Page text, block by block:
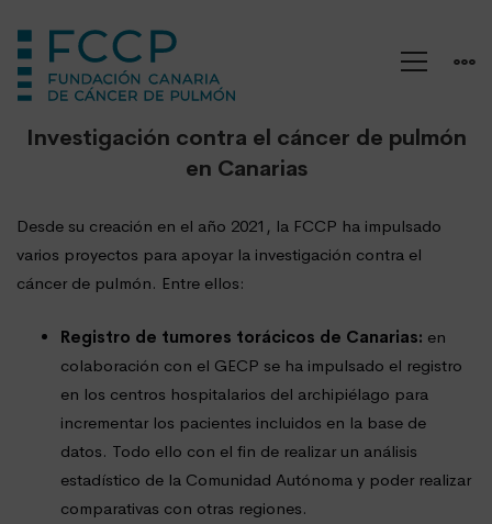
Investigación
Investigación contra el cáncer de pulmón
en Canarias
Desde su creación en el año 2021, la FCCP ha impulsado
varios proyectos para apoyar la investigación contra el
cáncer de pulmón. Entre ellos:
Registro de tumores torácicos de Canarias: en
colaboración con el GECP se ha impulsado el registro
en los centros hospitalarios del archipiélago para
incrementar los pacientes incluidos en la base de
datos. Todo ello con el fin de realizar un análisis
estadístico de la Comunidad Autónoma y poder realizar
comparativas con otras regiones.